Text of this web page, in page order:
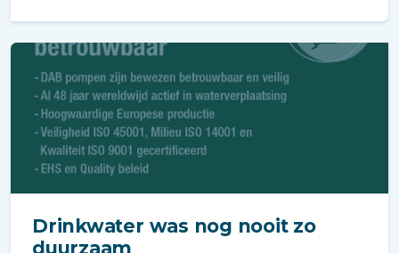
Drinkwater was nog nooit zo
duurzaam